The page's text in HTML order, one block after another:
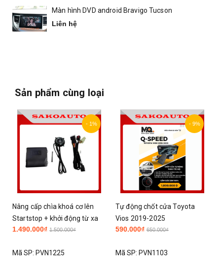
Màn hình DVD android Bravigo Tucson
Liên hệ
Sản phẩm cùng loại
- 9%
Tự động chốt cửa Toyota
Vios 2019-2025
590.000₫ 650.000₫
Mã SP: PVN1103
ỐP GƯƠNG XE TOYOTA VIOS
2019 - 2024 cao cấp
229.000₫
Mã SP: PVN1083